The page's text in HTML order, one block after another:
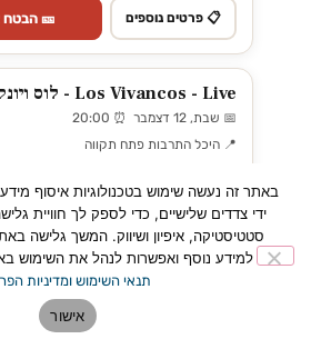
📋 פרטים נוספים 🎫
Los Vivancos - Live - לוס ויונקוס
📅 שבת, 12 דצמבר ⏰ 20:00
📍 היכל התרבות פתח תקווה
📋 פרטים נוספים 🎫
ידי צדדים שלישיים, כדי לספק לך חוויית
סטטיסטיקה, איפיון ושיווק. המשך גלישה
למידע נוסף ואפשרות לנהל את השימוש
תנאי השימוש ומדיניות
אישור